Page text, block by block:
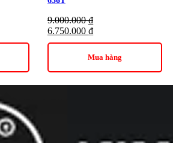
9.000.000₫
6.750.000 ₫
Mua hàng